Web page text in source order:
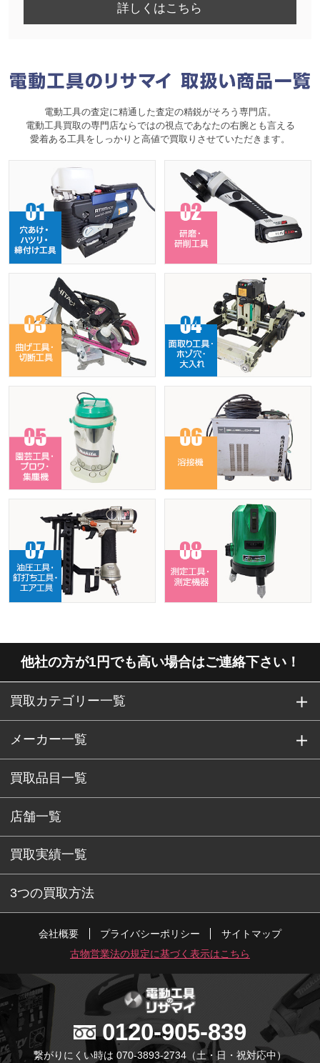
詳しくはこちら
電動工具の査定に精通した査定の精鋭がそろう専門店。
電動工具買取の専門店ならではの視点であなたの右腕とも言える
愛着ある工具をしっかりと高値で買取りさせていただきます。
他社の方が1円でも高い場合はご連絡下さい！
買取カテゴリー一覧
メーカー一覧
買取品目一覧
店舗一覧
買取実績一覧
3つの買取方法
会社概要 プライバシーポリシー
サイトマップ
古物営業法の規定に基づく表示はこちら
0120-905-839
繋がりにくい時は 070-3893-2734 （土・日・祝対応中）